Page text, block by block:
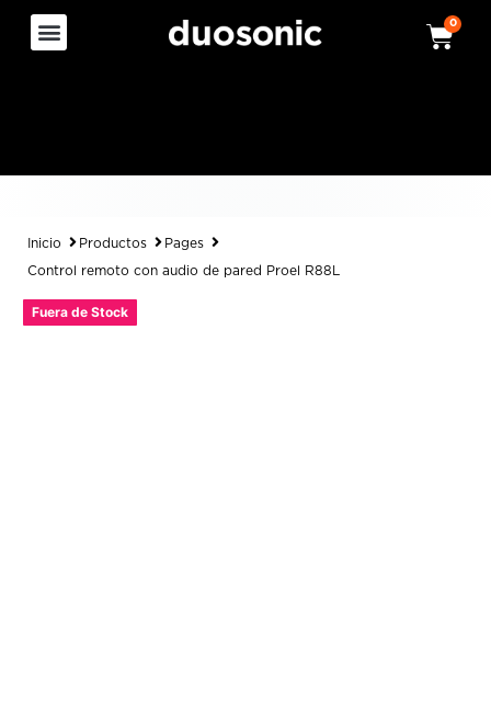
0
Inicio Productos Pages
Control remoto con audio de pared Proel R88L
Fuera de Stock